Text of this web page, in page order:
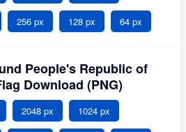
256 px 128 px 64 px
People's Republic of
Download (PNG)
2048 px 1024 px